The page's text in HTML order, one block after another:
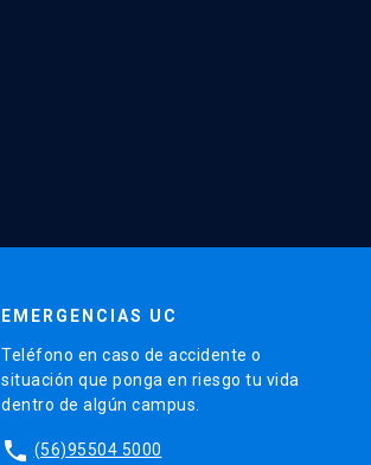
EMERGENCIAS UC
Teléfono en caso de accidente o
situación que ponga en riesgo tu vida
dentro de algún campus.
phone (56)95504 5000